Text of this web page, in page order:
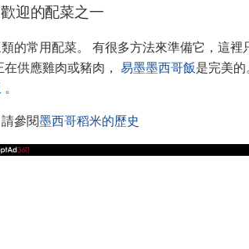
迎的配菜之一
的常用配菜。 有很多方法來準備它，這
供應雞肉或豬肉， 易墨墨西哥飯是完美
。
參閱墨西哥稻米的歷史